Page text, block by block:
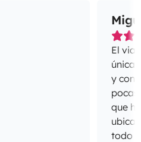
El
y
que
todo